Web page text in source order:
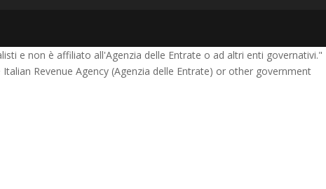
e non è affiliato all'Agenzia delle Entrate o ad altri enti governativi."
Revenue Agency (Agenzia delle Entrate) or other government